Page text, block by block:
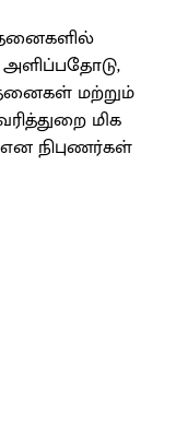
மற்றும்
மிக
நிபுணர்கள்